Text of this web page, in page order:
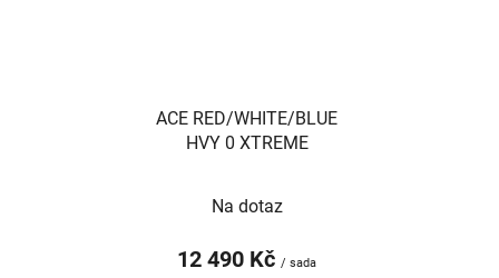
ACE RED/WHITE/BLUE
HVY 0 XTREME
Na dotaz
12 490 Kč / sada